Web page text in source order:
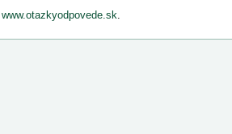
www.otazkyodpovede.sk.